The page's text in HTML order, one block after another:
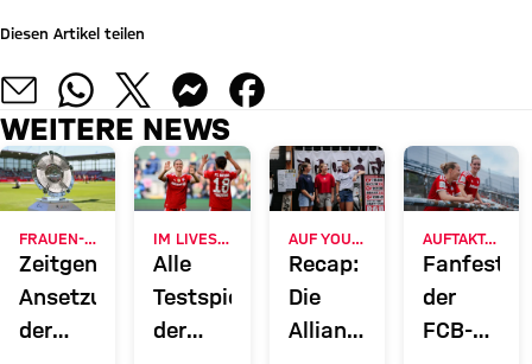
Diesen Artikel teilen
WEITERE NEWS
Zeitgenaue
Ansetzung
der
Alle
Testspiele
der
Recap:
Die
Allianz
AUFTAKT-SPIEL GEGEN PARIS
Fanfest
der
FCB-